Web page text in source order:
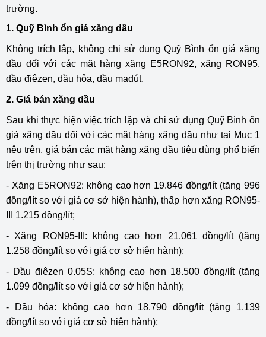
trường.
1. Quỹ Bình ổn giá xăng dầu
Không trích lập, không chi sử dụng Quỹ Bình ổn giá xăng
dầu đối với các mặt hàng xăng E5RON92, xăng RON95,
dầu điêzen, dầu hỏa, dầu madút.
2. Giá bán xăng dầu
Sau khi thực hiện việc trích lập và chi sử dụng Quỹ Bình ổn
giá xăng dầu đối với các mặt hàng xăng dầu như tại Mục 1
nêu trên, giá bán các mặt hàng xăng dầu tiêu dùng phổ biến
trên thị trường như sau:
- Xăng E5RON92: không cao hơn 19.846 đồng/lít (tăng 996
đồng/lít so với giá cơ sở hiện hành), thấp hơn xăng RON95-
III 1.215 đồng/lít;
- Xăng RON95-III: không cao hơn 21.061 đồng/lít (tăng
1.258 đồng/lít so với giá cơ sở hiện hành);
- Dầu điêzen 0.05S: không cao hơn 18.500 đồng/lít (tăng
1.099 đồng/lít so với giá cơ sở hiện hành);
- Dầu hỏa: không cao hơn 18.790 đồng/lít (tăng 1.139
đồng/lít so với giá cơ sở hiện hành);